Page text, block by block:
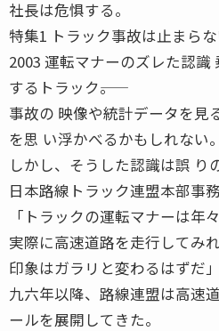
社長は危惧する。
特集1 トラック事故は止まら
2003 運転マナーのズレた認
するトラック――。
事故の 映像や統計データを見
を思 い浮かべるかもしれない。
しかし、そうした認識は誤 り
日本路線トラック連盟本部事
「トラックの運転マナーは年
実際に高速道路を走行してみ
印象はガラリと変わるはずだ
九六年以降、路線連盟は高速
ールを展開してきた。